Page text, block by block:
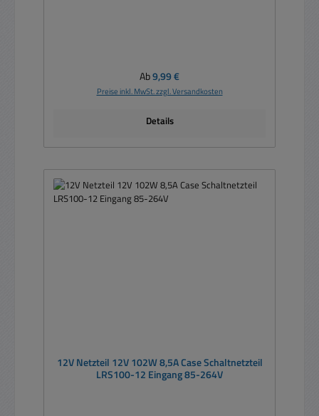
Regulärer Preis:
Ab9,99 €
Preise inkl. MwSt. zzgl. Versandkosten
Details
12V Netzteil 12V 102W 8,5A Case Schaltnetzteil
LRS100-12 Eingang 85-264V